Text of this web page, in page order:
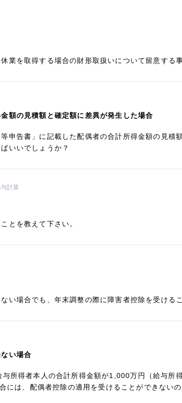
業を取得する場合の財形取扱いについて留意する
額の見積額と確定額に差異が発生した場合
申告書」に記載した配偶者の合計所得金額の見積
いいでしょうか？
計算
とを教えて下さい。
い場合でも、年末調整の際に障害者控除を受ける
い場合
所得者本人の合計所得金額が1,000万円（給与所
には、配偶者控除の適用を受けることができない